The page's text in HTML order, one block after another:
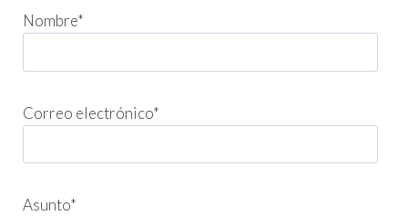
Nombre*
Correo electrónico*
Asunto*